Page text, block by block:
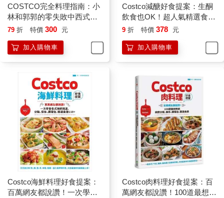
COSTCO完全料理指南：小
林和郭郭的零失敗中西式食
譜，採買、分裝、料理，一
次購物邀請證】
79 折 特價 300 元
加入購物車
Costco減醣好食提案：生酮
飲食也OK！超人氣精選食譜
的分裝、保存、料理100＋
9 折 特價 378 元
加入購物車
Costco海鮮料理好食提案：
百萬網友都說讚！一次學會
Costco肉料理好食提案：百
萬網友都說讚！100道最想吃